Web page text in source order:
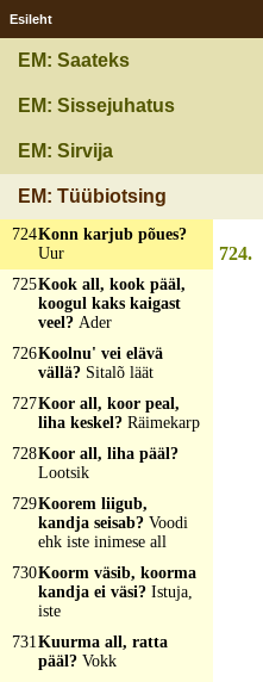
Esileht
EM: Saateks
EM: Sissejuhatus
EM: Sirvija
EM: Tüübiotsing
722Kolun tunnet, mis ta
om, kotti saa, ei tunne
kõtun
lõmpsuke peal,
karvatuustakas
keskel?Kolgispuu
(linakolkimine)
724Konn karjub põues?
Uur
725Kook all, kook pääl,
koogul kaks kaigast
veel? Ader
726Koolnu' vei elävä
vällä? Sitalõ läät
727Koor all, koor peal,
liha keskel? Räimekarp
728Koor all, liha pääl?
Lootsik
729Koorem liigub,
kandja seisab? Voodi
ehk iste inimese all
730Koorm väsib, koorma
kandja ei väsi? Istuja,
iste
731Kuurma all, ratta
pääl? Vokk
724.